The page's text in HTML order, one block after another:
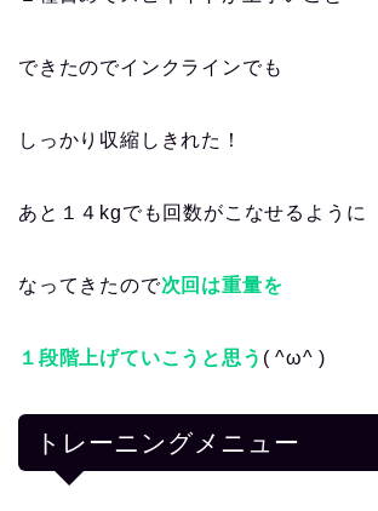
できたのでインクラインでも
しっかり収縮しきれた！
あと１４kgでも回数がこなせるように
なってきたので次回は重量を
１段階上げていこうと思う ( ^ω^ )
トレーニングメニュー